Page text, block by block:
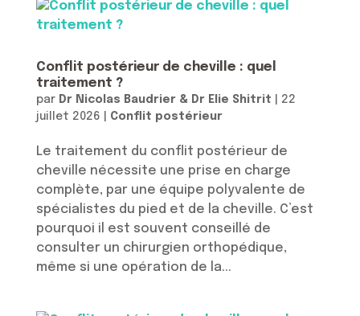
Conflit postérieur de cheville : quel
traitement ?
par Dr Nicolas Baudrier & Dr Elie Shitrit
22
juillet 2026
Conflit postérieur
Le traitement du conflit postérieur de
cheville nécessite une prise en charge
complète, par une équipe polyvalente de
spécialistes du pied et de la cheville. C’est
pourquoi il est souvent conseillé de
consulter un chirurgien orthopédique,
même si une opération de la...